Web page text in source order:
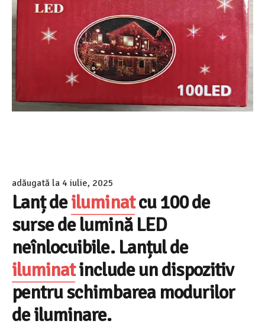
adăugată la 4 iulie, 2025
Lanț deiluminatcu 100 de
surse de lumină LED
neînlocuibile. Lanțul de
iluminatinclude un dispozitiv
pentru schimbarea modurilor
de iluminare.